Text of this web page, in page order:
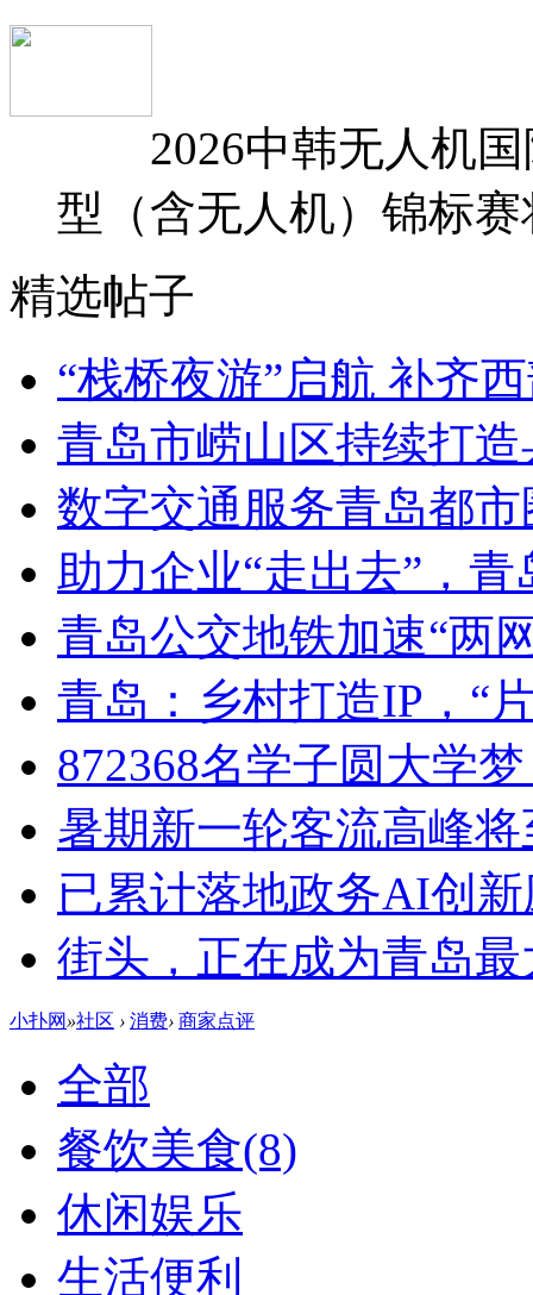
2026中韩无人机国
型（含无人机）锦标
精选帖子
“栈桥夜游”启航 补齐
青岛市崂山区持续打
数字交通服务青岛都
助力企业“走出去”，
青岛公交地铁加速“两
青岛：乡村打造IP，“
872368名学子圆大学
暑期新一轮客流高峰
已累计落地政务AI创
街头，正在成为青岛最
小扑网 »社区 › 消费› 商家点评
全部
餐饮美食(8)
休闲娱乐
生活便利